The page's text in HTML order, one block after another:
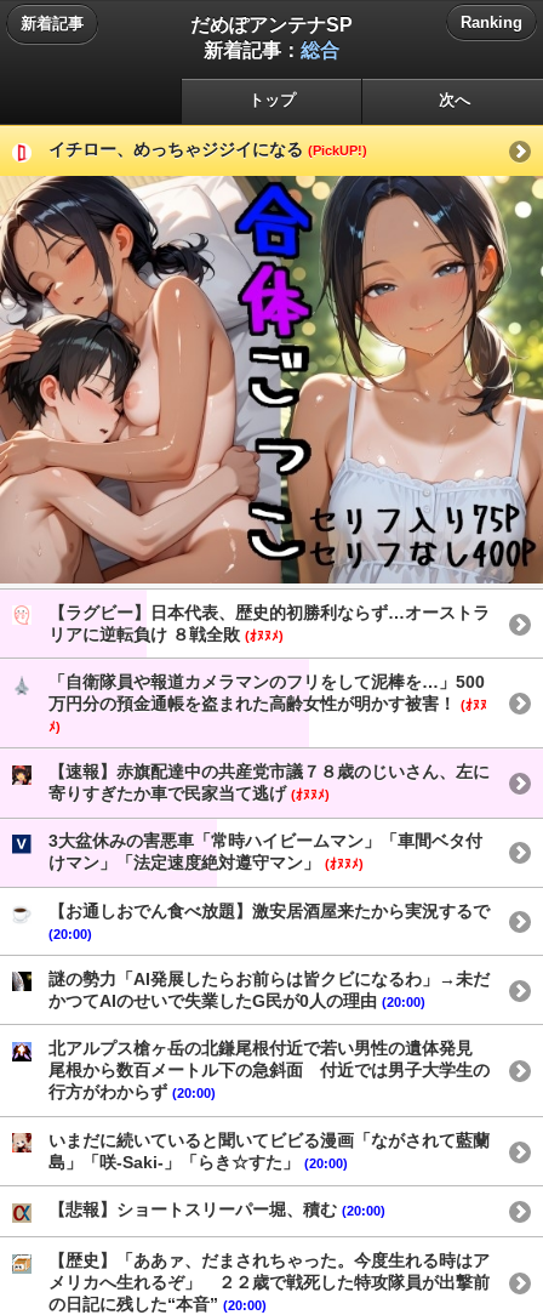
新着記事
だめぽアンテナSP
新着記事： 総合
Ranking
トップ 次へ
イチロー、めっちゃジジイになる (PickUP!)
【ラグビー】日本代表、歴史的初勝利ならず…オーストラ
リアに逆転負け ８戦全敗 (ｵﾇﾇﾒ)
「自衛隊員や報道カメラマンのフリをして泥棒を…」500
万円分の預金通帳を盗まれた高齢女性が明かす被害！
(ｵﾇﾇ
ﾒ)
【速報】赤旗配達中の共産党市議７８歳のじいさん、左に
寄りすぎたか車で民家当て逃げ (ｵﾇﾇﾒ)
3大盆休みの害悪車「常時ハイビームマン」「車間ベタ付
けマン」「法定速度絶対遵守マン」
(ｵﾇﾇﾒ)
【お通しおでん食べ放題】激安居酒屋来たから実況するで
(20:00)
謎の勢力「AI発展したらお前らは皆クビになるわ」→未だ
かつてAIのせいで失業したG民が0人の理由 (20:00)
北アルプス槍ヶ岳の北鎌尾根付近で若い男性の遺体発見
尾根から数百メートル下の急斜面 付近では男子大学生の
行方がわからず (20:00)
いまだに続いていると聞いてビビる漫画「ながされて藍蘭
島」「咲-Saki-」「らき☆すた」
(20:00)
【悲報】ショートスリーパー堀、積む (20:00)
【歴史】「ああァ、だまされちゃった。今度生れる時はア
メリカへ生れるぞ」 ２２歳で戦死した特攻隊員が出撃前
の日記に残した“本音” (20:00)